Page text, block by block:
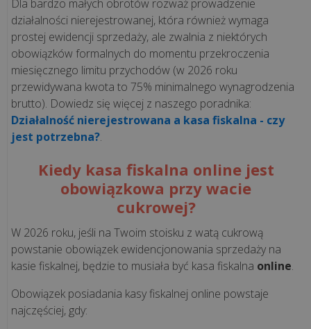
Czym
jest
jak
działa
mechanizm
podzielonej
Plik
Kontrolny
na
Kompleksowy
przewodnik
Dla bardzo małych obrotów rozważ prowadzenie
działalności nierejestrowanej, która również wymaga
prostej ewidencji sprzedaży, ale zwalnia z niektórych
obowiązków formalnych do momentu przekroczenia
miesięcznego limitu przychodów (w 2026 roku
przewidywana kwota to 75% minimalnego wynagrodzenia
brutto). Dowiedz się więcej z naszego poradnika:
Działalność nierejestrowana a kasa fiskalna - czy
jest potrzebna?.
Kiedy kasa fiskalna online jest
obowiązkowa przy wacie
cukrowej?
W 2026 roku, jeśli na Twoim stoisku z watą cukrową
powstanie obowiązek ewidencjonowania sprzedaży na
kasie fiskalnej, będzie to musiała być kasa fiskalna online.
Obowiązek posiadania kasy fiskalnej online powstaje
najczęściej, gdy: